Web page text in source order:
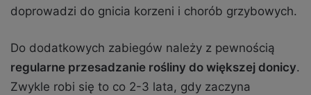
doprowadzi do gnicia korzeni i chorób grzybowych.
Do dodatkowych zabiegów należy z pewnością
regularne przesadzanie rośliny do większej donicy.
Zwykle robi się to co 2-3 lata, gdy zaczyna